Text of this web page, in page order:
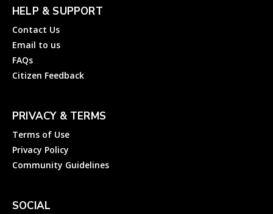
HELP & SUPPORT
Contact Us
Email to us
FAQs
Citizen Feedback
PRIVACY & TERMS
Terms of Use
Privacy Policy
Community Guidelines
SOCIAL